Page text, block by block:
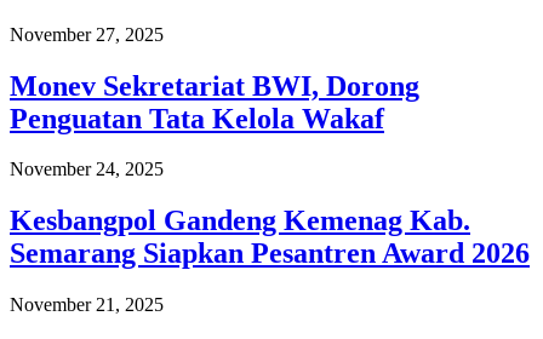
November 27, 2025
Monev Sekretariat BWI, Dorong
Penguatan Tata Kelola Wakaf
November 24, 2025
Kesbangpol Gandeng Kemenag Kab.
Semarang Siapkan Pesantren Award 2026
November 21, 2025